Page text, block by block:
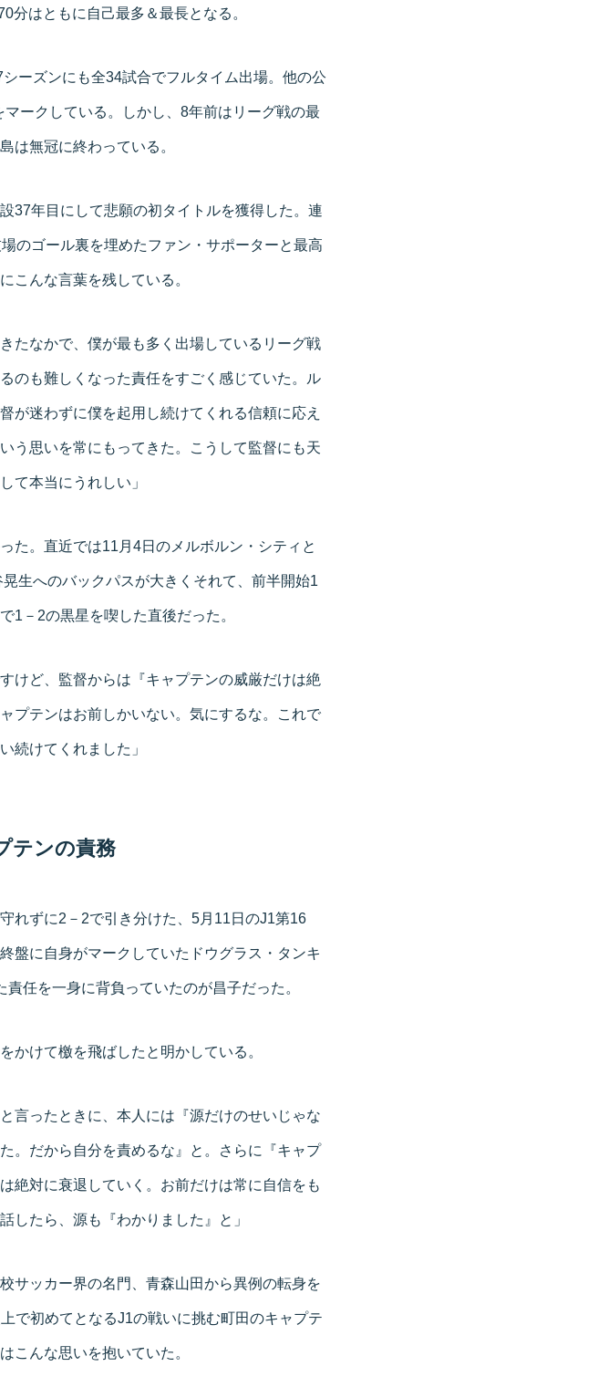
分はともに自己最多＆最長となる。
ーズンにも全34試合でフルタイム出場。他の公
ークしている。しかし、8年前はリーグ戦の最
は無冠に終わっている。
37年目にして悲願の初タイトルを獲得した。連
のゴール裏を埋めたファン・サポーターと最高
こんな言葉を残している。
たなかで、僕が最も多く出場しているリーグ戦
のも難しくなった責任をすごく感じていた。ル
が迷わずに僕を起用し続けてくれる信頼に応え
う思いを常にもってきた。こうして監督にも天
て本当にうれしい」
た。直近では11月4日のメルボルン・シティと
生へのバックパスが大きくそれて、前半開始1
1－2の黒星を喫した直後だった。
けど、監督からは『キャプテンの威厳だけは絶
プテンはお前しかいない。気にするな。これで
続けてくれました」
テンの責務
れずに2－2で引き分けた、5月11日のJ1第16
盤に自身がマークしていたドウグラス・タンキ
任を一身に背負っていたのが昌子だった。
かけて檄を飛ばしたと明かしている。
言ったときに、本人には『源だけのせいじゃな
。だから自分を責めるな』と。さらに『キャプ
絶対に衰退していく。お前だけは常に自信をも
したら、源も『わかりました』と」
サッカー界の名門、青森山田から異例の転身を
で初めてとなるJ1の戦いに挑む町田のキャプテ
こんな思いを抱いていた。